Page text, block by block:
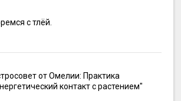
с тлёй.
от Омелии: Практика
контакт с растением"